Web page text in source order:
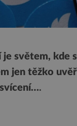
světem, kde
jen těžko
.